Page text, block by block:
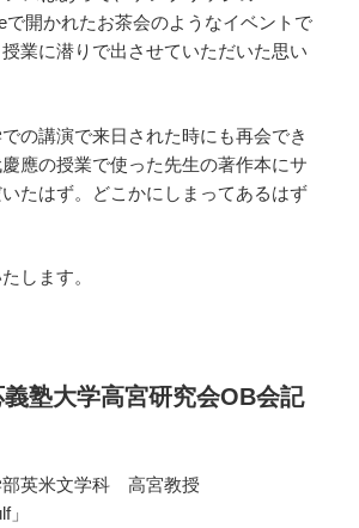
で開かれたお茶会のようなイベントで
業に潜りで出させていただいた思い
の講演で来日された時にも再会でき
應の授業で使った先生の著作本にサ
たはず。どこかにしまってあるはず
します。
塾大学高宮研究会OB会記
部英米文学科 高宮教授